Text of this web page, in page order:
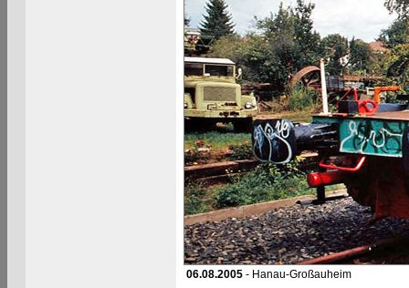
06.08.2005- Hanau-Großauheim